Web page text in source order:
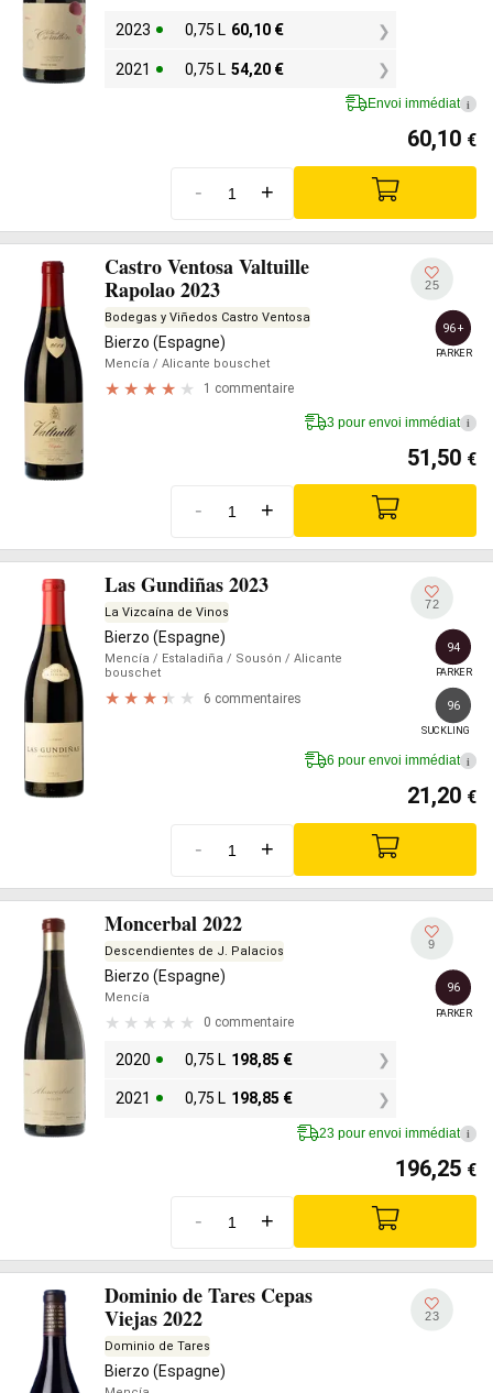
2023 0,75 L 60,10 €
2021 0,75 L 54,20 €
Envoi immédiat i
60,10 €
- +
Castro Ventosa Valtuille
Rapolao 2023
Bodegas y Viñedos Castro Ventosa
Bierzo (Espagne)
Mencía / Alicante bouschet
1 commentaire
25
96+
PARKER
3 pour envoi immédiat i
51,50 €
- +
Las Gundiñas 2023
La Vizcaína de Vinos
Bierzo (Espagne)
Mencía / Estaladiña / Sousón / Alicante
bouschet
6 commentaires
72
94
PARKER
96
SUCKLING
6 pour envoi immédiat i
21,20 €
- +
Moncerbal 2022
Descendientes de J. Palacios
Bierzo (Espagne)
Mencía
0 commentaire
2020 0,75 L 198,85 €
2021 0,75 L 198,85 €
9
96
PARKER
23 pour envoi immédiat i
196,25 €
- +
Dominio de Tares Cepas
Viejas 2022
Dominio de Tares
Bierzo (Espagne)
23